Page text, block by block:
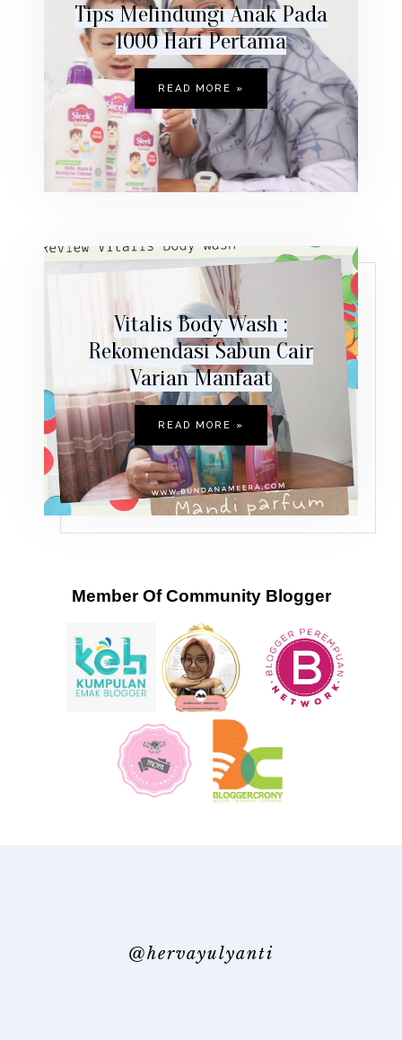
Tips Melindungi Anak Pada
1000 Hari Pertama
READ MORE »
Vitalis Body Wash :
Rekomendasi Sabun Cair
Varian Manfaat
READ MORE »
Member Of Community Blogger
@hervayulyanti